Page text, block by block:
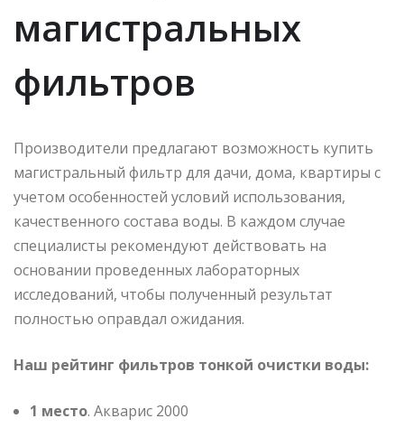
магистральных
фильтров
Производители предлагают возможность купить
магистральный фильтр для дачи, дома, квартиры с
учетом особенностей условий использования,
качественного состава воды. В каждом случае
специалисты рекомендуют действовать на
основании проведенных лабораторных
исследований, чтобы полученный результат
полностью оправдал ожидания.
Наш рейтинг фильтров тонкой очистки воды:
1 место. Акварис 2000